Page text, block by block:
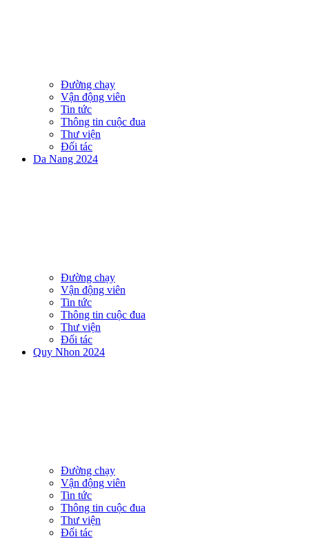
Đường chạy
Vận động viên
Tin tức
Thông tin cuộc đua
Thư viện
Đối tác
Da Nang 2024
Đường chạy
Vận động viên
Tin tức
Thông tin cuộc đua
Thư viện
Đối tác
Quy Nhon 2024
Đường chạy
Vận động viên
Tin tức
Thông tin cuộc đua
Thư viện
Đối tác